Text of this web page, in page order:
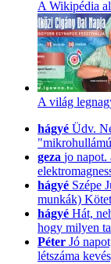
A Wikipédia
A világ
hágyé Üdv.
geza jo napot.
hágyé Szépe
munkák)
hágyé Hát,
hogy milyen
Péter Jó
létszáma